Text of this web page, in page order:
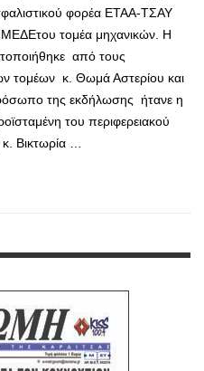
φορέα ΕΤΑΑ-ΤΣΑΥ
τομέα μηχανικών. Η
από τους
τομέων κ. Θωμά Αστερίου και
της εκδήλωσης ήτανε η
του περιφερειακού
Βικτωρία …